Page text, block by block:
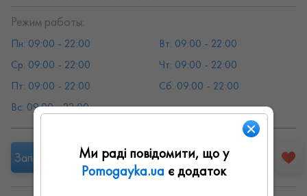
Режим работы:
Пн: 09:00 - 22:00
Вт: 09:00 - 22:00
Ср: 09:00 - 22:00
Чт: 09:00 - 22:00
Пт: 09:00 - 22:00
Сб: 09:00 - 22:00
Вс: 09:00 - 22:00
Запропонувати роботуМи раді повідомити, що у
Pomogayka.ua є додаток